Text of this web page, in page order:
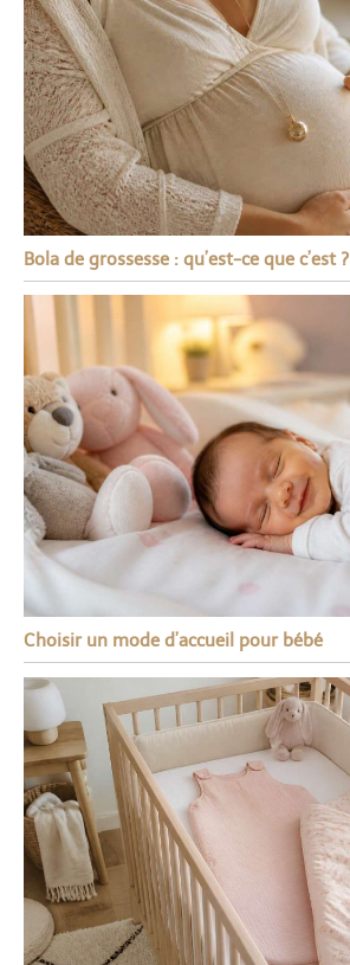
Bola de grossesse : qu’est-ce que c’est ?
Choisir un mode d’accueil pour bébé